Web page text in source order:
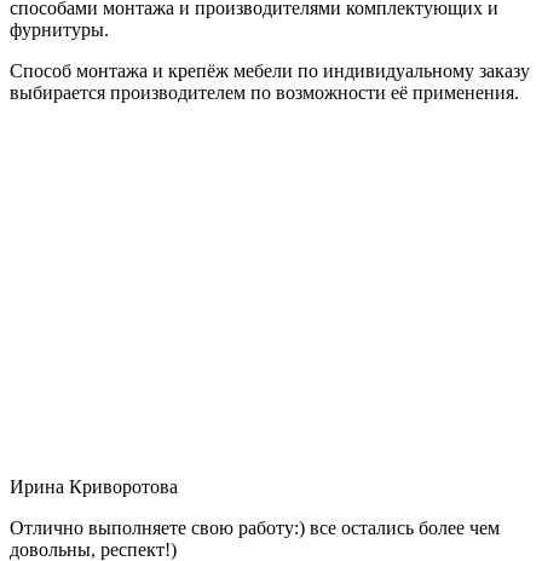
способами монтажа и производителями комплектующих и
фурнитуры.
Способ монтажа и крепёж мебели по индивидуальному заказу
выбирается производителем по возможности её применения.
Ирина Криворотова
Отлично выполняете свою работу:) все остались более чем
довольны, респект!)